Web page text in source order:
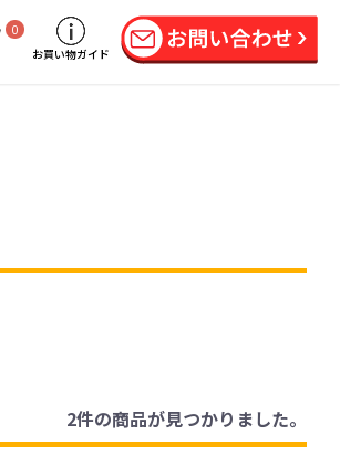
0
お買い物ガイド
2件の商品が見つかりました。